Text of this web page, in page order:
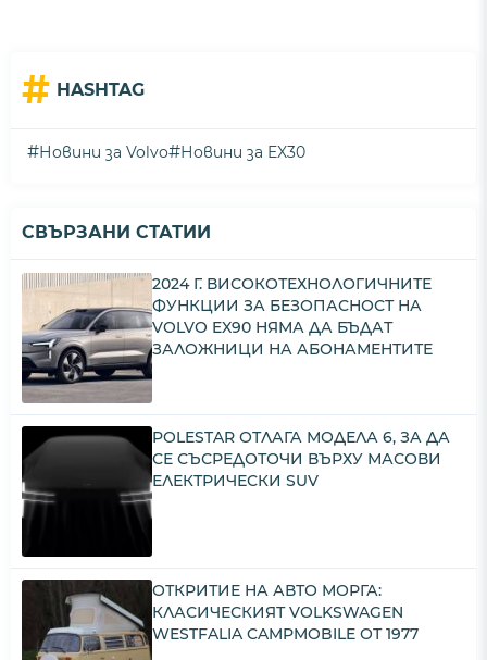
# HASHTAG
#Новини за Volvo#Новини за EX30
СВЪРЗАНИ СТАТИИ
2024 Г. ВИСОКОТЕХНОЛОГИЧНИТЕ
ФУНКЦИИ ЗА БЕЗОПАСНОСТ НА
VOLVO EX90 НЯМА ДА БЪДАТ
ЗАЛОЖНИЦИ НА АБОНАМЕНТИТЕ
POLESTAR ОТЛАГА МОДЕЛА 6, ЗА ДА
СЕ СЪСРЕДОТОЧИ ВЪРХУ МАСОВИ
ЕЛЕКТРИЧЕСКИ SUV
ОТКРИТИЕ НА АВТО МОРГА:
КЛАСИЧЕСКИЯТ VOLKSWAGEN
WESTFALIA CAMPMOBILE ОТ 1977